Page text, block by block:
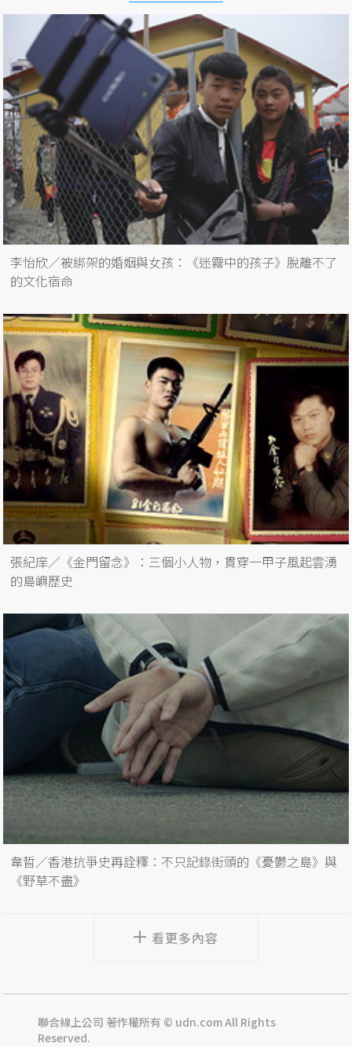
李怡欣／被綁架的婚姻與女孩：《迷霧中的孩子》脫離不了
的文化宿命
張紀庠／《金門留念》：三個小人物，貫穿一甲子風起雲湧
的島嶼歷史
韋晢／香港抗爭史再詮釋：不只記錄街頭的《憂鬱之島》與
《野草不盡》
看更多內容
聯合線上公司 著作權所有 © udn.com All Rights
Reserved.